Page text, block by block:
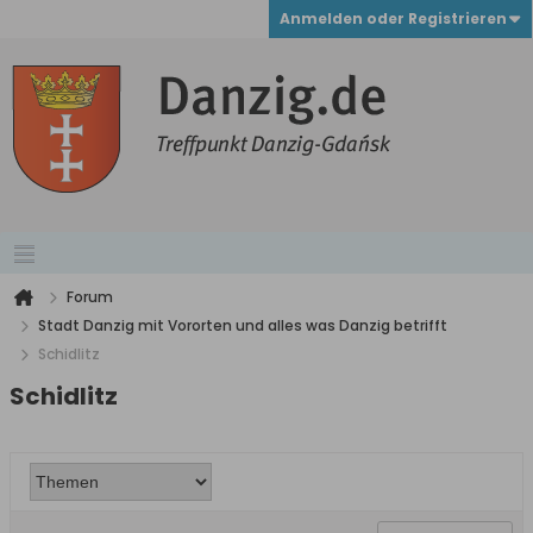
Anmelden oder Registrieren
Forum
Stadt Danzig mit Vororten und alles was Danzig betrifft
Schidlitz
Schidlitz